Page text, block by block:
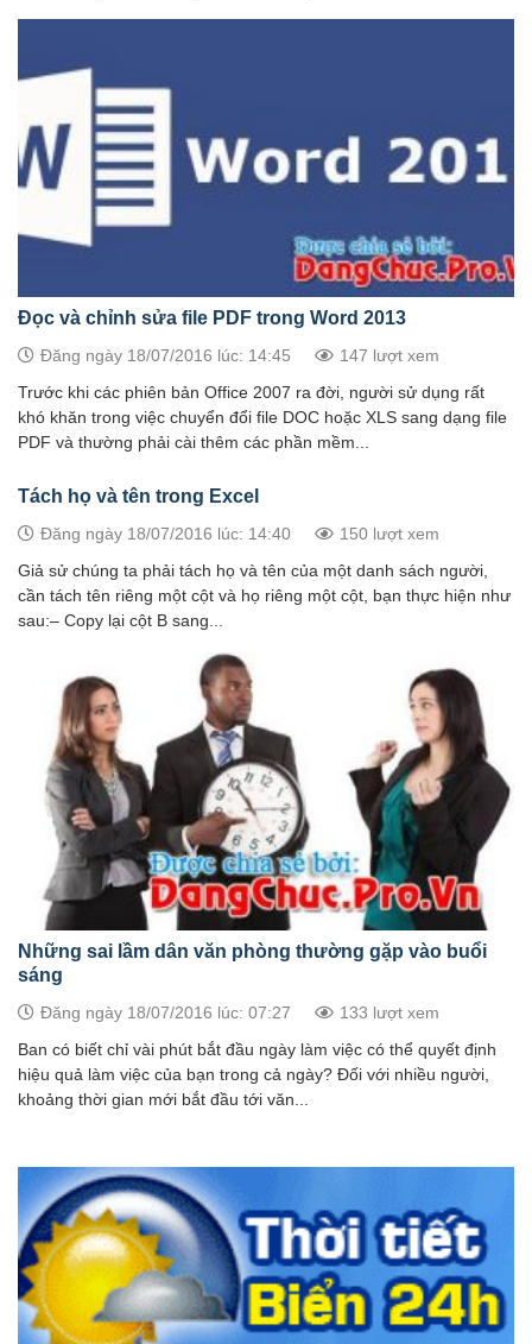
Đọc và chỉnh sửa file PDF trong Word 2013
Đăng ngày 18/07/2016 lúc: 14:45 147 lượt xem
Trước khi các phiên bản Office 2007 ra đời, người sử dụng rất
khó khăn trong việc chuyển đổi file DOC hoặc XLS sang dạng file
PDF và thường phải cài thêm các phần mềm...
Tách họ và tên trong Excel
Đăng ngày 18/07/2016 lúc: 14:40 150 lượt xem
Giả sử chúng ta phải tách họ và tên của một danh sách người,
cần tách tên riêng một cột và họ riêng một cột, bạn thực hiện như
sau:– Copy lại cột B sang...
Những sai lầm dân văn phòng thường gặp vào buổi
sáng
Đăng ngày 18/07/2016 lúc: 07:27 133 lượt xem
Ban có biết chỉ vài phút bắt đầu ngày làm việc có thể quyết định
hiệu quả làm việc của bạn trong cả ngày? Đối với nhiều người,
khoảng thời gian mới bắt đầu tới văn...